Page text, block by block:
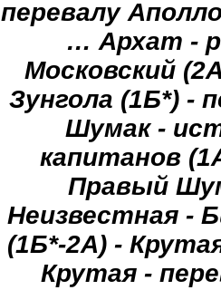
перевалу
… Архат -
Московский
Зунгола (1Б*) -
Шумак -
капитанов
Правый
Неизвестная -
(1Б*-2А) -
Крутая -